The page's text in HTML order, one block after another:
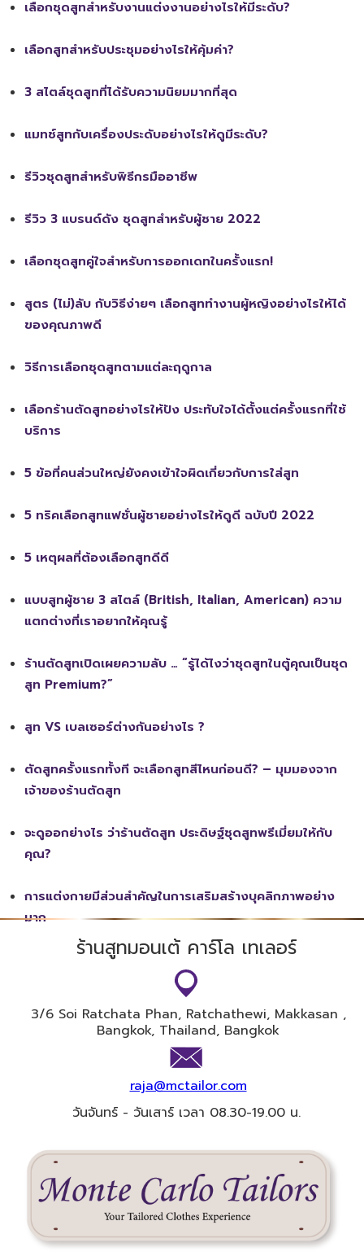
เลือกชุดสูทสำหรับงานแต่งงานอย่างไรให้มีระดับ?
เลือกสูทสำหรับประชุมอย่างไรให้คุ้มค่า?
3 สไตล์ชุดสูทที่ได้รับความนิยมมากที่สุด
แมทช์สูทกับเครื่องประดับอย่างไรให้ดูมีระดับ?
รีวิวชุดสูทสำหรับพิธีกรมืออาชีพ
รีวิว 3 แบรนด์ดัง ชุดสูทสำหรับผู้ชาย 2022
เลือกชุดสูทคู่ใจสำหรับการออกเดทในครั้งแรก!
สูตร (ไม่)ลับ กับวิธีง่ายๆ เลือกสูททำงานผู้หญิงอย่างไรให้ได้
ของคุณภาพดี
วิธีการเลือกชุดสูทตามแต่ละฤดูกาล
เลือกร้านตัดสูทอย่างไรให้ปัง ประทับใจได้ตั้งแต่ครั้งแรกที่ใช้
บริการ
5 ข้อที่คนส่วนใหญ่ยังคงเข้าใจผิดเกี่ยวกับการใส่สูท
5 ทริคเลือกสูทแฟชั่นผู้ชายอย่างไรให้ดูดี ฉบับปี 2022
5 เหตุผลที่ต้องเลือกสูทดีดี
แบบสูทผู้ชาย 3 สไตล์ (British, Italian, American) ความ
แตกต่างที่เราอยากให้คุณรู้
ร้านตัดสูทเปิดเผยความลับ … “รู้ได้ไงว่าชุดสูทในตู้คุณเป็นชุด
สูท Premium?”
สูท VS เบลเซอร์ต่างกันอย่างไร ?
ตัดสูทครั้งแรกทั้งที จะเลือกสูทสีไหนก่อนดี? – มุมมองจาก
เจ้าของร้านตัดสูท
จะดูออกย่างไร ว่าร้านตัดสูท ประดิษฐ์ชุดสูทพรีเมี่ยมให้กับ
คุณ?
การแต่งกายมีส่วนสำคัญในการเสริมสร้างบุคลิกภาพอย่าง
มาก
ร้านสูทมอนเต้ คาร์โล เทเลอร์
3/6 Soi​ Ratchata Phan, Ratchathewi, Makkasan ,
Bangkok, Thailand, Bangkok
raja@mctailor.com
วันจันทร์ - วันเสาร์ เวลา 08.30-19.00 น.